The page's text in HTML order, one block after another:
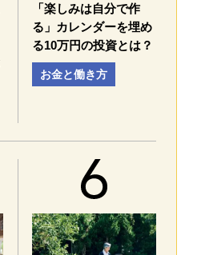
「楽しみは自分で作
る」カレンダーを埋め
る10万円の投資とは？
お金と働き方